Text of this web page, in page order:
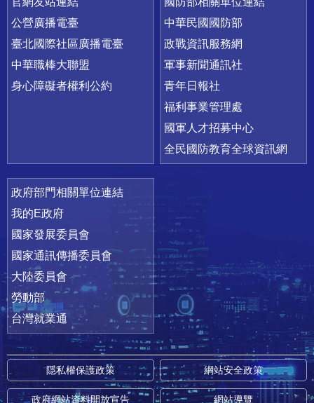
公營廣播電臺
臺北國際社區廣播電臺
中華職棒大聯盟
身心障礙者權利公約
中華民國國防部
政戰資訊服務網
軍事新聞通訊社
青年日報社
福利事業管理處
國軍人才招募中心
全民國防教育全球資訊網
政府部門相關單位連結
我的E政府
國家發展委員會
國家通訊傳播委員會
大陸委員會
勞動部
台灣就業通
隱私權保護政策 網站安全政策
政府網站資料開放宣告 網站導覽